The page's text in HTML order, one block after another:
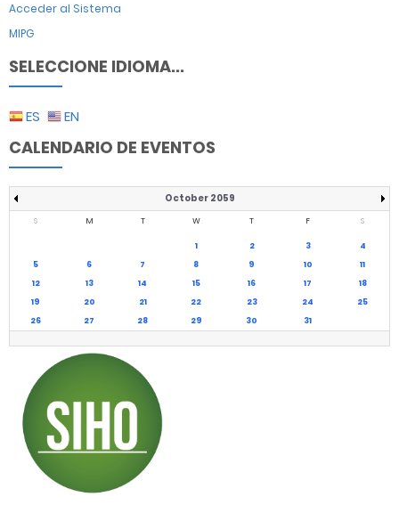
Acceder al Sistema
MIPG
SELECCIONE IDIOMA...
ES EN
CALENDARIO DE EVENTOS
October 2059
S M T W T F S
1 2 3
4
5
6 7 8 9 10
11
12
13 14 15 16 17
18
19
20 21 22 23 24
25
26
27 28 29 30 31